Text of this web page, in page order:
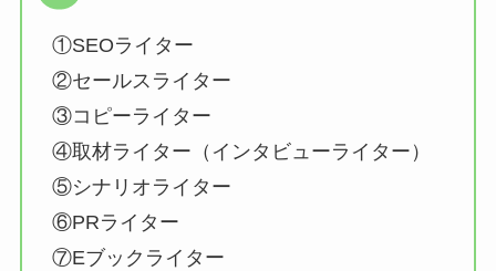
①SEOライター
②セールスライター
③コピーライター
④取材ライター（インタビューライター）
⑤シナリオライター
⑥PRライター
⑦Eブックライター